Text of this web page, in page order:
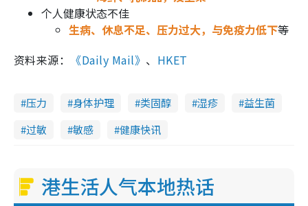
个人健康状态不佳
生病、休息不足、压力过大，与免疫力低下等
资料来源：
《Daily Mail》 、 HKET
压力 身体护理 类固醇 湿疹
益生菌
过敏
敏感 健康快讯
港生活人气本地热话